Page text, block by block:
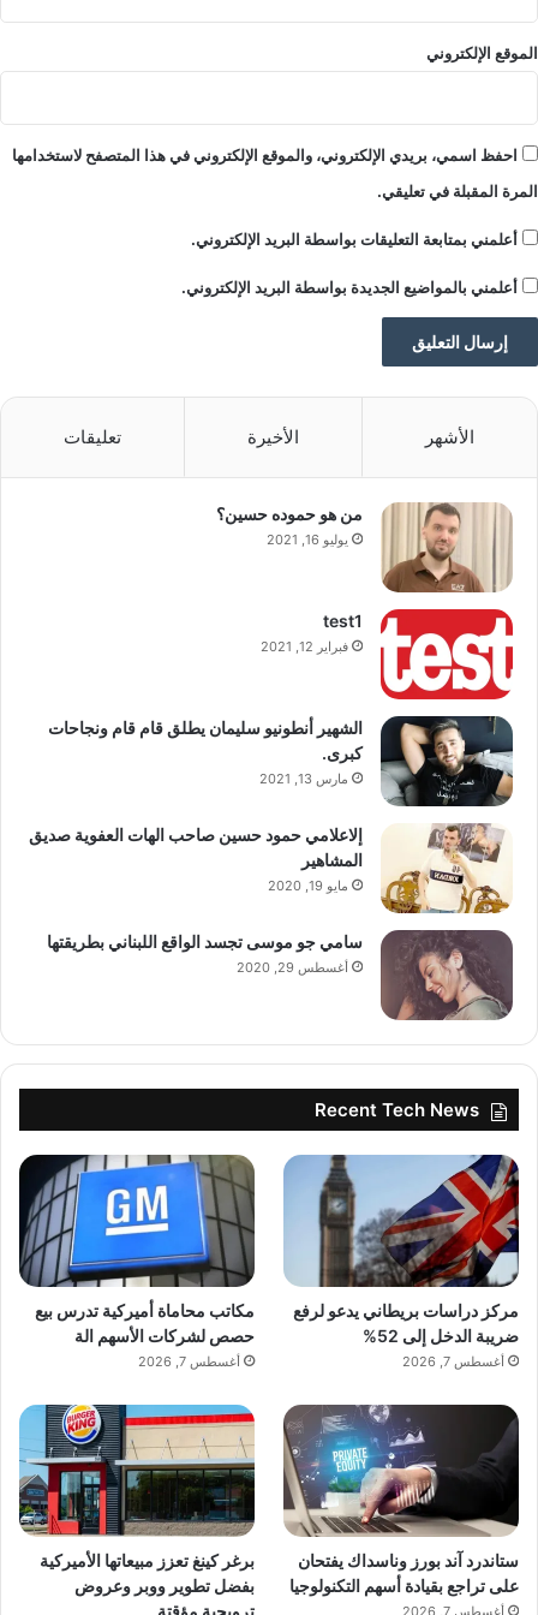
الموقع الإلكتروني
احفظ اسمي، بريدي الإلكتروني، والموقع الإلكتروني في هذا المتصفح لاستخدامها
المرة المقبلة في تعليقي.
أعلمني بمتابعة التعليقات بواسطة البريد الإلكتروني.
أعلمني بالمواضيع الجديدة بواسطة البريد الإلكتروني.
الأشهر الأخيرة تعليقات
من هو حموده حسين؟
يوليو 16, 2021
test1
فبراير 12, 2021
الشهير أنطونيو سليمان يطلق قام قام ونجاحات
كبرى.
مارس 13, 2021
إلاعلامي حمود حسين صاحب الهات العفوية صديق
المشاهير
مايو 19, 2020
سامي جو موسى تجسد الواقع اللبناني بطريقتها
أغسطس 29, 2020
Recent Tech News
مركز دراسات بريطاني يدعو لرفع
ضريبة الدخل إلى 52%
أغسطس 7, 2026
مكاتب محاماة أميركية تدرس بيع
حصص لشركات الأسهم الة
أغسطس 7, 2026
ستاندرد آند بورز وناسداك يفتحان
على تراجع بقيادة أسهم التكنولوجيا
أغسطس 7, 2026
برغر كينغ تعزز مبيعاتها الأميركية
بفضل تطوير ووبر وعروض